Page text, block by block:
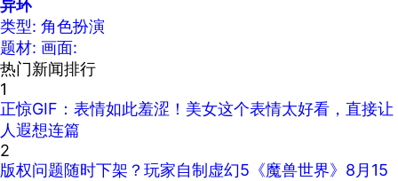
异环
类型: 角色扮演
题材: 画面:
热门新闻排行
1
正惊GIF：表情如此羞涩！美女这个表情太好看，直接让
人遐想连篇
2
版权问题随时下架？玩家自制虚幻5《魔兽世界》8月15